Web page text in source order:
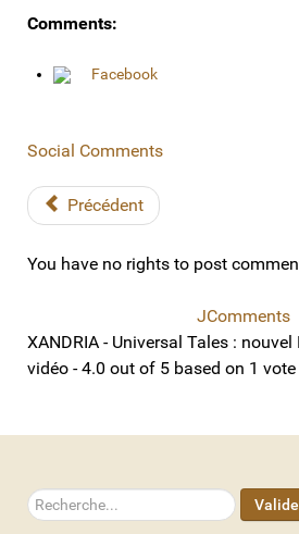
Comments:
Facebook
Social Comments
Précédent
You have no rights to post
JComments
XANDRIA - Universal Tales : nouvel
vidéo -4.0 out of 5 based on 1 vote
Rechercher